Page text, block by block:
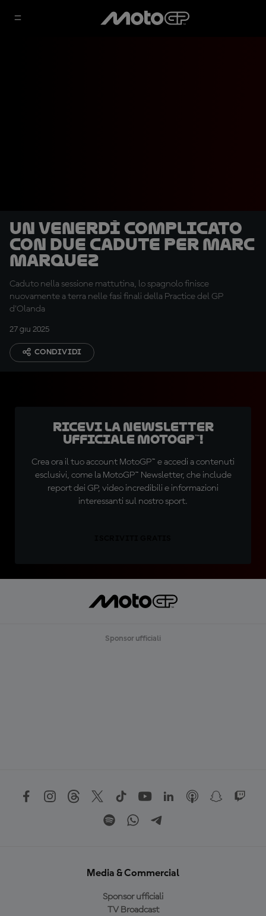
Un venerdì complicato
con due cadute per Marc
Marquez
Caduto nella sessione mattutina, lo spagnolo finisce
nuovamente a terra nelle fasi finali della Practice del GP
d'Olanda
27 giu 2025
CONDIVIDI
Ricevi la newsletter
ufficiale MotoGP™!
Crea ora il tuo account MotoGP™ e accedi a contenuti
esclusivi, come la MotoGP™ Newsletter, che include
report dei GP, video incredibili e informazioni
interessanti sul nostro sport.
Sponsor ufficiali
Media & Commercial
Sponsor ufficiali
TV Broadcast